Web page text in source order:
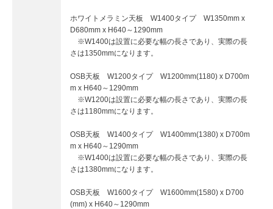
ホワイトメラミン天板 W1400タイプ W1350mm x
D680mm x H640～1290mm
※W1400は設置に必要な幅の長さであり、実際の長
さは1350mmになります。
OSB天板 W1200タイプ W1200mm(1180) x D700m
m x H640～1290mm
※W1200は設置に必要な幅の長さであり、実際の長
さは1180mmになります。
OSB天板 W1400タイプ W1400mm(1380) x D700m
m x H640～1290mm
※W1400は設置に必要な幅の長さであり、実際の長
さは1380mmになります。
OSB天板 W1600タイプ W1600mm(1580) x D700
(mm) x H640～1290mm